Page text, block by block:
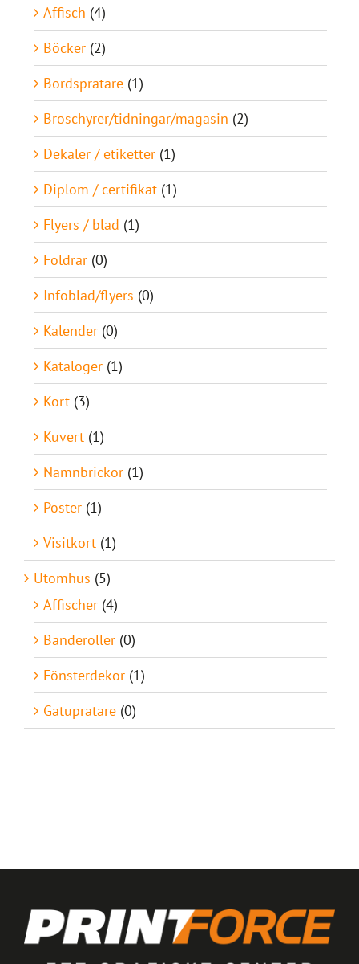
Affisch (4)
Böcker (2)
Bordspratare (1)
Broschyrer/tidningar/magasin (2)
Dekaler / etiketter (1)
Diplom / certifikat (1)
Flyers / blad (1)
Foldrar (0)
Infoblad/flyers (0)
Kalender (0)
Kataloger (1)
Kort (3)
Kuvert (1)
Namnbrickor (1)
Poster (1)
Visitkort (1)
Utomhus (5)
Affischer (4)
Banderoller (0)
Fönsterdekor (1)
Gatupratare (0)